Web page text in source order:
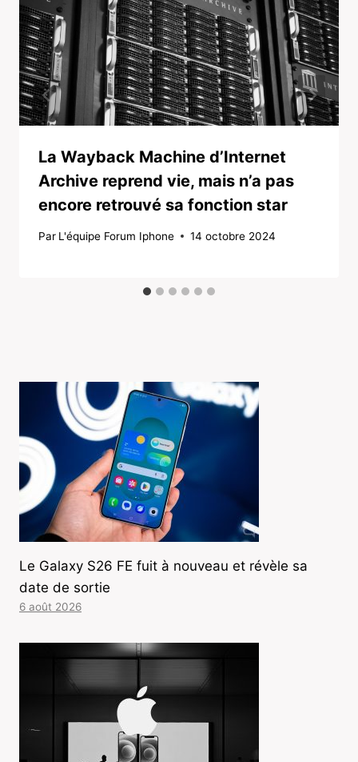
La Wayback Machine d’Internet
Archive reprend vie, mais n’a pas
encore retrouvé sa fonction star
Par L'équipe Forum Iphone 14 octobre 2024
Le Galaxy S26 FE fuit à nouveau et révèle sa
date de sortie
6 août 2026